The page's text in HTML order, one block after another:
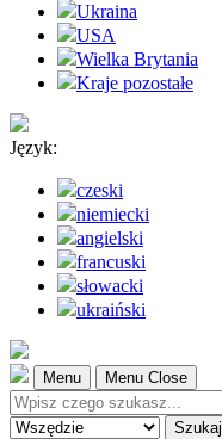
Ukraina
USA
Wielka Brytania
Kraje pozostałe
Język:
czeski
niemiecki
angielski
francuski
słowacki
ukraiński
Menu Menu Close
Szukaj